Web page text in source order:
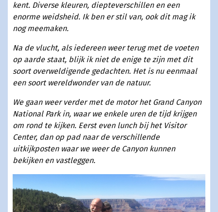
kent. Diverse kleuren, diepteverschillen en een
enorme weidsheid. Ik ben er stil van, ook dit mag ik
nog meemaken.
Na de vlucht, als iedereen weer terug met de voeten
op aarde staat, blijk ik niet de enige te zijn met dit
soort overweldigende gedachten. Het is nu eenmaal
een soort wereldwonder van de natuur.
We gaan weer verder met de motor het Grand Canyon
National Park in, waar we enkele uren de tijd krijgen
om rond te kijken. Eerst even lunch bij het Visitor
Center, dan op pad naar de verschillende
uitkijkposten waar we weer de Canyon kunnen
bekijken en vastleggen.